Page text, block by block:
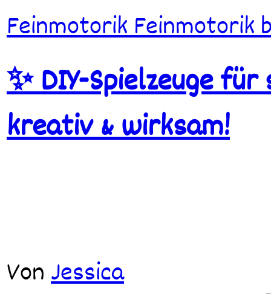
FeinmotorikFeinmotorik
✨ DIY-Spielzeuge
kreativ & wirksam!
VonJessica